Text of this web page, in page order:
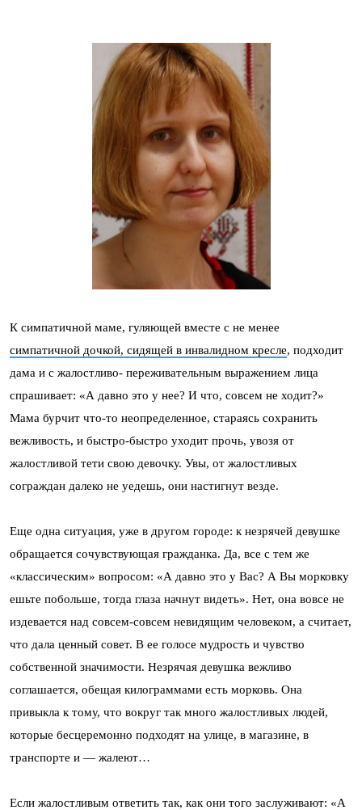
К симпатичной маме, гуляющей вместе с не менее
симпатичной дочкой, сидящей в инвалидном кресле, подходит
дама и с жалостливо- переживательным выражением лица
спрашивает: «А давно это у нее? И что, совсем не ходит?»
Мама бурчит что-то неопределенное, стараясь сохранить
вежливость, и быстро-быстро уходит прочь, увозя от
жалостливой тети свою девочку. Увы, от жалостливых
сограждан далеко не уедешь, они настигнут везде.
Еще одна ситуация, уже в другом городе: к незрячей девушке
обращается сочувствующая гражданка. Да, все с тем же
«классическим» вопросом: «А давно это у Вас? А Вы морковку
ешьте побольше, тогда глаза начнут видеть». Нет, она вовсе не
издевается над совсем-совсем невидящим человеком, а считает,
что дала ценный совет. В ее голосе мудрость и чувство
собственной значимости. Незрячая девушка вежливо
соглашается, обещая килограммами есть морковь. Она
привыкла к тому, что вокруг так много жалостливых людей,
которые бесцеремонно подходят на улице, в магазине, в
транспорте и — жалеют…
Если жалостливым ответить так, как они того заслуживают: «А